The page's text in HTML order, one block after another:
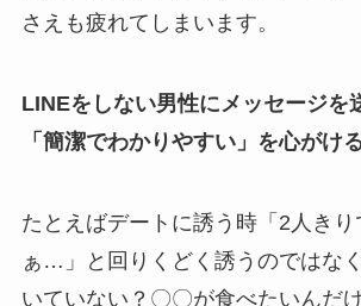
さえも疲れてしまいます。
LINEをしない男性にメッセージを
「簡潔でわかりやすい」を心がけ
たとえばデートに誘う時「2人き
ぁ…」と回りくどく誘うのでは
いていない？〇〇が食べたいんだ